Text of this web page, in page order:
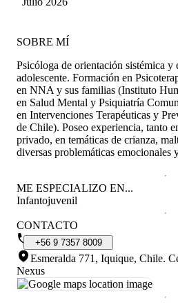
SOBRE MÍ
Psicóloga de orientación sistémica
adolescente. Formación en
en NNA y sus familias (Instituto
en Salud Mental y Psiquiatría
en Intervenciones Terapéuticas y
de Chile). Poseo experiencia, tanto
privado, en temáticas de crianza,
diversas problemáticas emocionales
ME ESPECIALIZO EN...
Infantojuvenil
CONTACTO
+56 9 7357 8009
Esmeralda 771, Iquique, Chile.
Nexus